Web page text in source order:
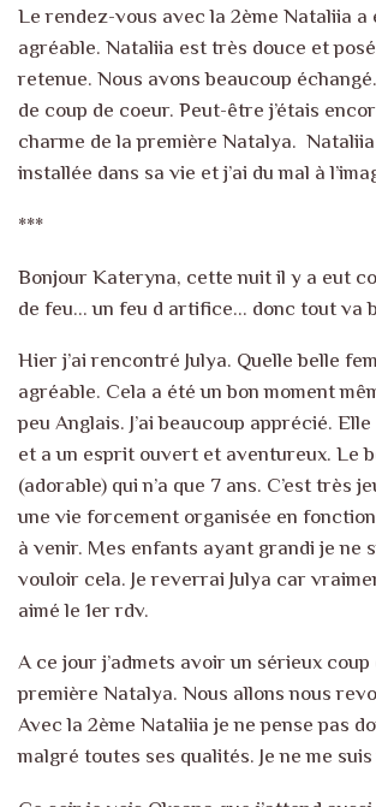
Le rendez-vous avec la 2ème Nataliia a
agréable. Nataliia est très douce et
retenue. Nous avons beaucoup échangé.
de coup de coeur. Peut-être j’étais
charme de la première Natalya.
installée dans sa vie et j’ai du mal à
***
Bonjour Kateryna, cette nuit il y a eut
de feu… un feu d artifice… donc tout va
Hier j’ai rencontré Julya. Quelle belle
agréable. Cela a été un bon moment
peu Anglais. J’ai beaucoup apprécié.
et a un esprit ouvert et aventureux. Le
(adorable) qui n’a que 7 ans. C’est très
une vie forcement organisée en
à venir. Mes enfants ayant grandi je ne
vouloir cela. Je reverrai Julya car
aimé le 1er rdv.
A ce jour j’admets avoir un sérieux
première Natalya. Nous allons nous
Avec la 2ème Nataliia je ne pense pas
malgré toutes ses qualités. Je ne me